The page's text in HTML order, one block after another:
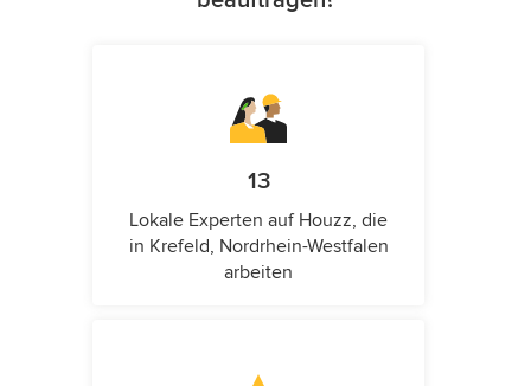
13
Lokale Experten auf Houzz, die
in Krefeld, Nordrhein-Westfalen
arbeiten